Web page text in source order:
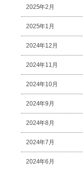
2025年2月
2025年1月
2024年12月
2024年11月
2024年10月
2024年9月
2024年8月
2024年7月
2024年6月